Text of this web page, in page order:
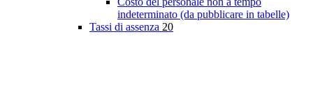
indeterminato (da pubblicare in tabelle)
Tassi di assenza 20